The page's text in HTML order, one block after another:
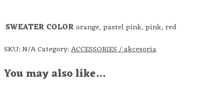
SWEATER COLORorange, pastel pink, pink, red
SKU:N/ACategory:ACCESSORIES / akcesoria
You may also like…